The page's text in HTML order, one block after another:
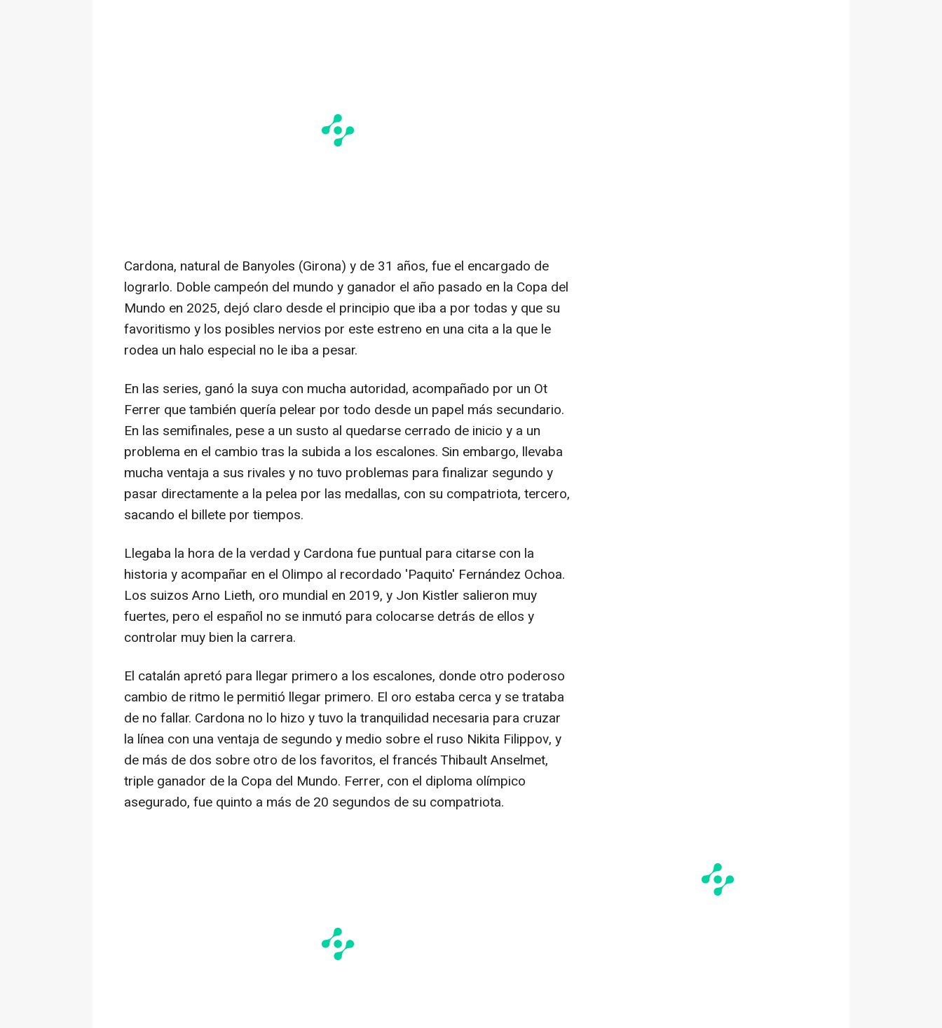
Cardona, natural de Banyoles (Girona) y de 31 años, fue el encargado de
lograrlo. Doble campeón del mundo y ganador el año pasado en la Copa del
Mundo en 2025, dejó claro desde el principio que iba a por todas y que su
favoritismo y los posibles nervios por este estreno en una cita a la que le
rodea un halo especial no le iba a pesar.
En las series, ganó la suya con mucha autoridad, acompañado por un Ot
Ferrer que también quería pelear por todo desde un papel más secundario.
En las semifinales, pese a un susto al quedarse cerrado de inicio y a un
problema en el cambio tras la subida a los escalones. Sin embargo, llevaba
mucha ventaja a sus rivales y no tuvo problemas para finalizar segundo y
pasar directamente a la pelea por las medallas, con su compatriota, tercero,
sacando el billete por tiempos.
Llegaba la hora de la verdad y Cardona fue puntual para citarse con la
historia y acompañar en el Olimpo al recordado 'Paquito' Fernández Ochoa.
Los suizos Arno Lieth, oro mundial en 2019, y Jon Kistler salieron muy
fuertes, pero el español no se inmutó para colocarse detrás de ellos y
controlar muy bien la carrera.
El catalán apretó para llegar primero a los escalones, donde otro poderoso
cambio de ritmo le permitió llegar primero. El oro estaba cerca y se trataba
de no fallar. Cardona no lo hizo y tuvo la tranquilidad necesaria para cruzar
la línea con una ventaja de segundo y medio sobre el ruso Nikita Filippov, y
de más de dos sobre otro de los favoritos, el francés Thibault Anselmet,
triple ganador de la Copa del Mundo. Ferrer, con el diploma olímpico
asegurado, fue quinto a más de 20 segundos de su compatriota.